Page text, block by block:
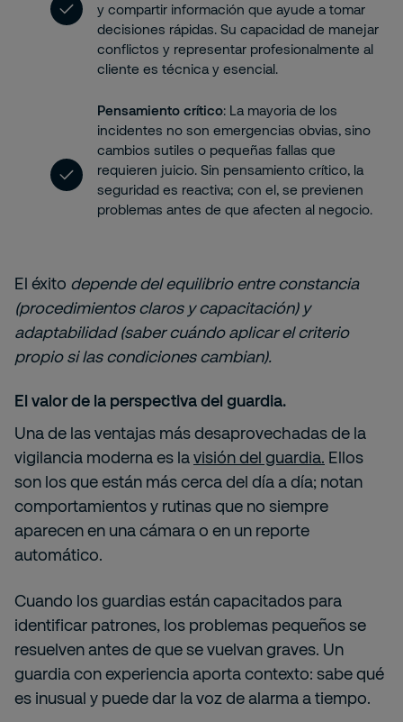
y compartir información que ayude a tomar
decisiones rápidas. Su capacidad de manejar
conflictos y representar profesionalmente al
cliente es técnica y esencial.
Pensamiento crítico: La mayoria de los
incidentes no son emergencias obvias, sino
cambios sutiles o pequeñas fallas que
requieren juicio. Sin pensamiento crítico, la
seguridad es reactiva; con el, se previenen
problemas antes de que afecten al negocio.
El éxito depende del equilibrio entre constancia
(procedimientos claros y capacitación) y
adaptabilidad (saber cuándo aplicar el criterio
propio si las condiciones cambian).
El valor de la perspectiva del guardia.
Una de las ventajas más desaprovechadas de la
vigilancia moderna es lavisión del guardia. Ellos
son los que están más cerca del día a día; notan
comportamientos y rutinas que no siempre
aparecen en una cámara o en un reporte
automático.
Cuando los guardias están capacitados para
identificar patrones, los problemas pequeños se
resuelven antes de que se vuelvan graves. Un
guardia con experiencia aporta contexto: sabe qué
es inusual y puede dar la voz de alarma a tiempo.